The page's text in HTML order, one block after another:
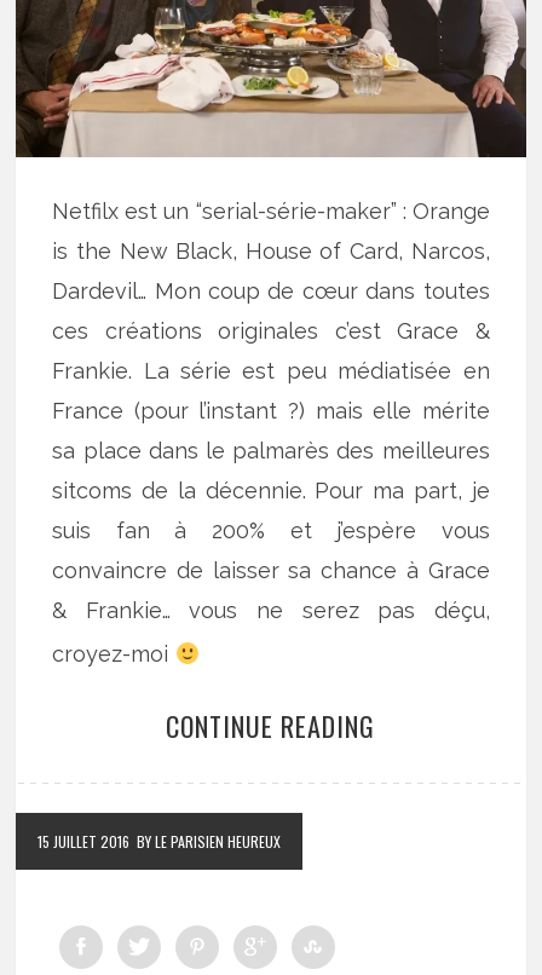
Netfilx est un “serial-série-maker” : Orange
is the New Black, House of Card, Narcos,
Dardevil… Mon coup de cœur dans toutes
ces créations originales c’est Grace &
Frankie. La série est peu médiatisée en
France (pour l’instant ?) mais elle mérite
sa place dans le palmarès des meilleures
sitcoms de la décennie. Pour ma part, je
suis fan à 200% et j’espère vous
convaincre de laisser sa chance à Grace
& Frankie… vous ne serez pas déçu,
croyez-moi
CONTINUE READING
15 JUILLET 2016 BY LE PARISIEN HEUREUX